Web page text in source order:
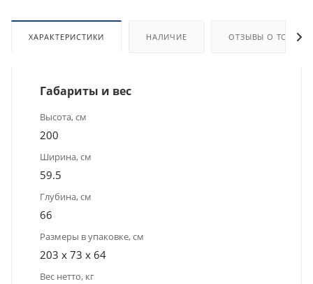
ХАРАКТЕРИСТИКИ НАЛИЧИЕ ОТЗЫВЫ О ТОВАРЕ
Габариты и вес
Высота, см
200
Ширина, см
59.5
Глубина, см
66
Размеры в упаковке, см
203 х 73 х 64
Вес нетто, кг